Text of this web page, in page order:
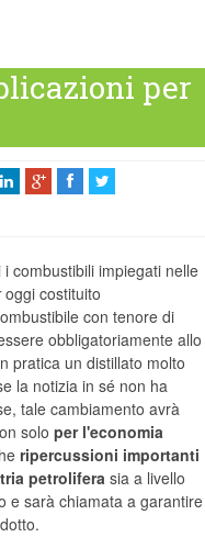
per
combustibili impiegati nelle
oggi costituito
con tenore di
obbligatoriamente allo
pratica un distillato molto
la notizia in sé non ha
tale cambiamento avrà
soloper l'economia
ripercussioni importanti
petrolifera sia a livello
e sarà chiamata a garantire